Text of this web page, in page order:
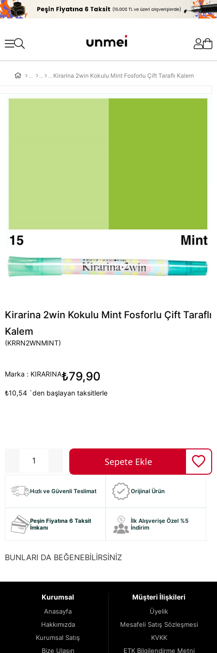
'
Kirarina 2win Kokulu Mint Fosforlu Çift Taraflı Kalem
Kirarina 2win Kokulu Mint Fosforlu Çift Taraflı
Kalem
(KRRN2WNMINT)
Marka : KIRARINA₺79,90
₺10,54 `den başlayan taksitlerle
Hızlı ve Güvenli Teslimat Orijinal Ürün
Peşin Fiyatına 6 Taksit
İmkanı
İlk Alışverişe Özel %5
İndirim
BUNLARI DA BEĞENEBİLİRSİNİZ
Kurumsal
Anasayfa
Hakkımızda
Kurumsal Satış
Bize Ulaşın
Müşteri İlişkileri
Üyelik
Mesafeli Satış Sözleşmesi
KVKK
ETK Bilgilendirme Metni